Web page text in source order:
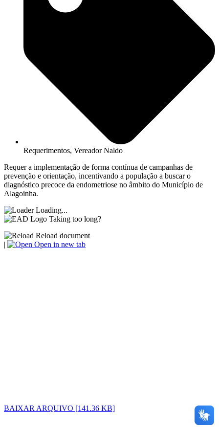
Requerimentos, Vereador Naldo
Requer a implementação de forma contínua de campanhas de
prevenção e orientação, incentivando a população a buscar o
diagnóstico precoce da endometriose no âmbito do Município de
Alagoinha.
Loading...
Taking too long?
Reload document
|
Open in new tab
BAIXAR ARQUIVO [141.36 KB]